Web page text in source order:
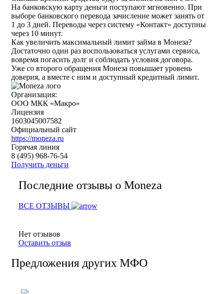
На банковскую карту деньги поступают мгновенно. При
выборе банковского перевода зачисление может занять от
1 до 3 дней. Переводы через систему «Контакт» доступны
через 10 минут.
Как увеличить максимальный лимит займа в Монеза?
Достаточно один раз воспользоваться услугами сервиса,
вовремя погасить долг и соблюдать условия договора.
Уже со второго обращения Монеза повышает уровень
доверия, а вместе с ним и доступный кредитный лимит.
Организация:
ООО МКК «Макро»
Лицензия
1603045007582
Официальный сайт
https://moneza.ru
Горячая линия
8 (495) 968-76-54
Получить деньги
Последние отзывы о Moneza
ВСЕ ОТЗЫВЫ
Нет отзывов
Оставить отзыв
Предложения других МФО